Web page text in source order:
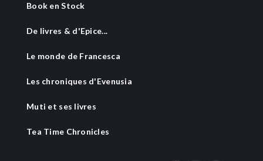
Book en Stock
De livres & d'Epice...
Le monde de Francesca
Les chroniques d'Evenusia
Muti et ses livres
Tea Time Chronicles